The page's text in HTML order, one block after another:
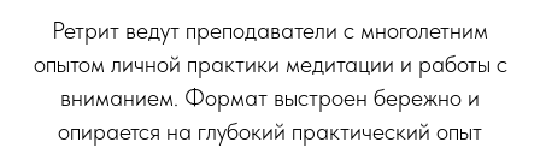
Ретрит ведут преподаватели с многолетним
опытом личной практики медитации и работы с
вниманием. Формат выстроен бережно и
опирается на глубокий практический опыт